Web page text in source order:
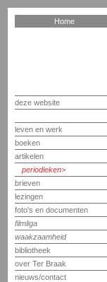
Home
deze website
leven en werk
boeken
artikelen
periodieken
brieven
lezingen
foto's en documenten
filmliga
waakzaamheid
bibliotheek
over Ter Braak
nieuws/contact